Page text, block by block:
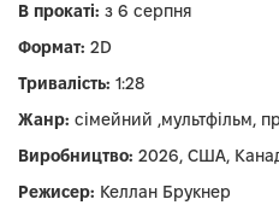
В прокаті: з 6 серпня
Формат: 2D
Тривалість: 1:28
Жанр: сімейний ,мультфільм,
Виробництво: 2026, США,
Режисер: Келлан Брукнер